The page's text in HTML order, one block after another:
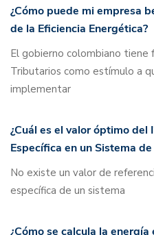
¿Cómo puede mi empresa
de la Eficiencia Energética?
El gobierno colombiano tiene
Tributarios como estímulo a
implementar
¿Cuál es el valor óptimo del
Específica en un Sistema
No existe un valor de
específica de un sistema
¿Cómo se calcula la